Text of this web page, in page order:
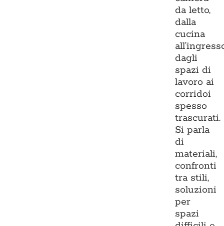
da letto,
dalla
cucina
dagli
spazi di
lavoro ai
corridoi
spesso
trascurati.
Si parla
di
materiali,
confronti
tra stili,
soluzioni
per
spazi